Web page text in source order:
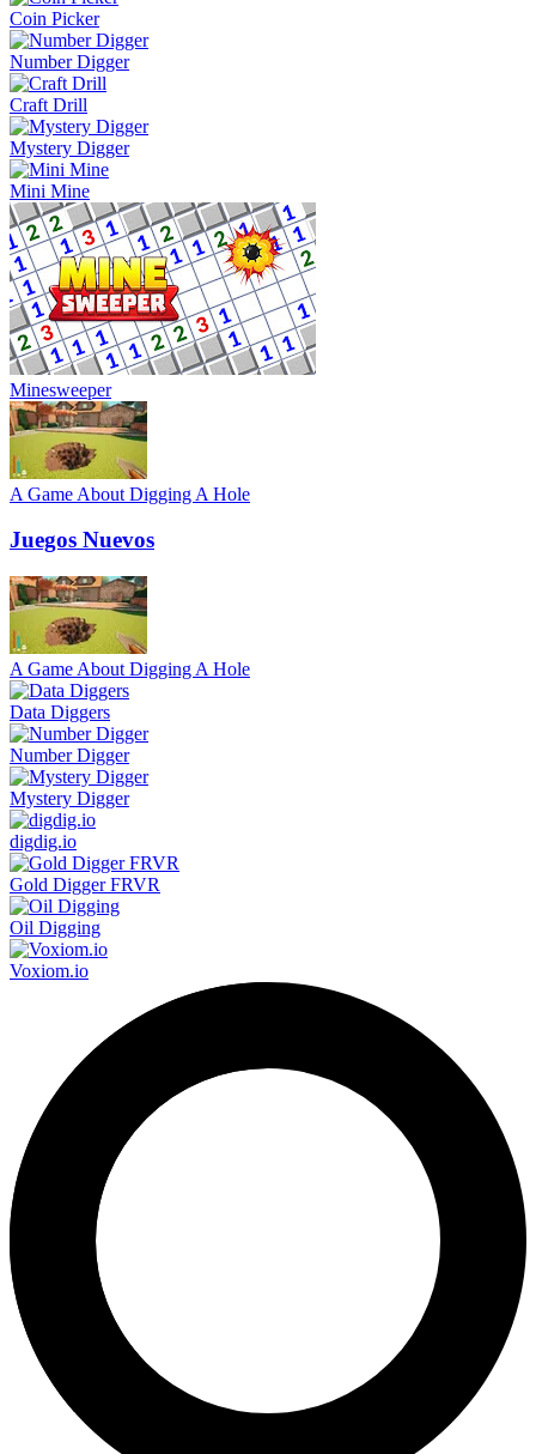
Coin Picker
Number Digger
Craft Drill
Mystery Digger
Mini Mine
Minesweeper
A Game About Digging A Hole
Juegos Nuevos
A Game About Digging A Hole
Data Diggers
Number Digger
Mystery Digger
digdig.io
Gold Digger FRVR
Oil Digging
Voxiom.io